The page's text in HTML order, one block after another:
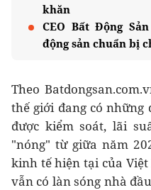
khăn
CEO Bất Động
động sản chuẩn bị
Theo
thế giới đang có
được kiểm soát, lãi
"nóng" từ giữa năm
kinh tế hiện tại của
vẫn có làn sóng nhà